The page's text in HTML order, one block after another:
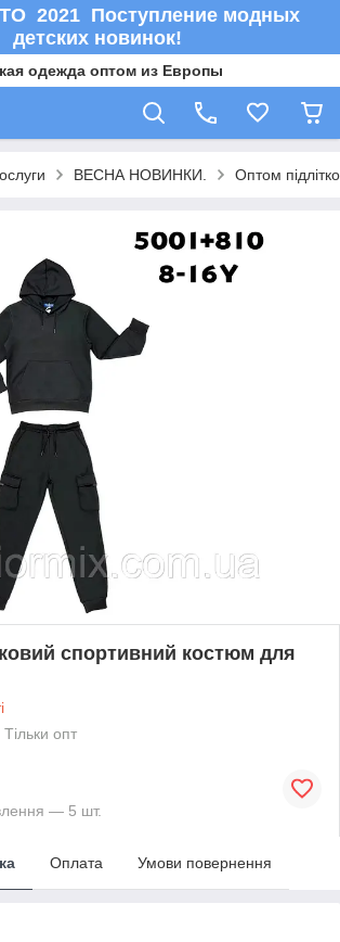
2021 Поступление модных
детских новинок!
одежда оптом из Европы
ВЕСНА НОВИНКИ. Оптом
спортивний костюм для
Тільки опт
— 5 шт.
Оплата Умови повернення